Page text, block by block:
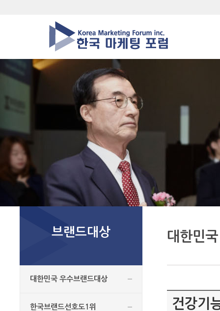
브랜드대상
대한민국 우수브랜드대상
한국브랜드선호도1위
대한민
건강기